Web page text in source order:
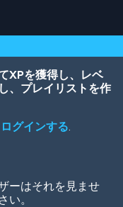
XPを獲得し、レベ
、プレイリストを作
ログインする.
ーはそれを見ませ
い。